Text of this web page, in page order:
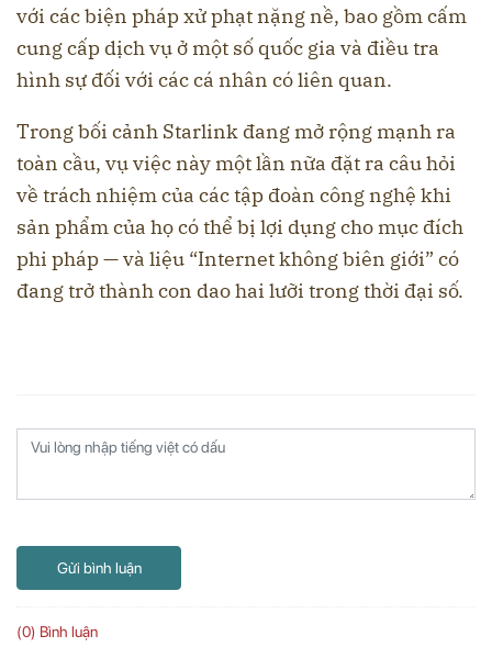
với các biện pháp xử phạt nặng nề, bao gồm cấm
cung cấp dịch vụ ở một số quốc gia và điều tra
hình sự đối với các cá nhân có liên quan.
Trong bối cảnh Starlink đang mở rộng mạnh ra
toàn cầu, vụ việc này một lần nữa đặt ra câu hỏi
về trách nhiệm của các tập đoàn công nghệ khi
sản phẩm của họ có thể bị lợi dụng cho mục đích
phi pháp — và liệu “Internet không biên giới” có
đang trở thành con dao hai lưỡi trong thời đại số.
Gửi bình luận
(0) Bình luận